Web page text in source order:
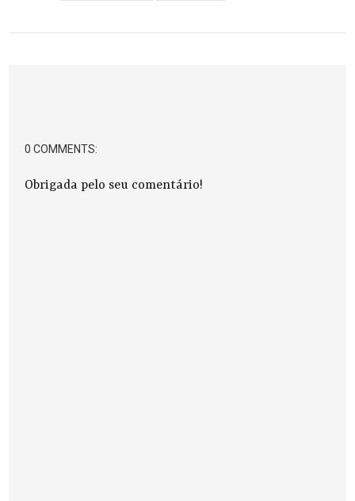
0 COMMENTS:
Obrigada pelo seu comentário!